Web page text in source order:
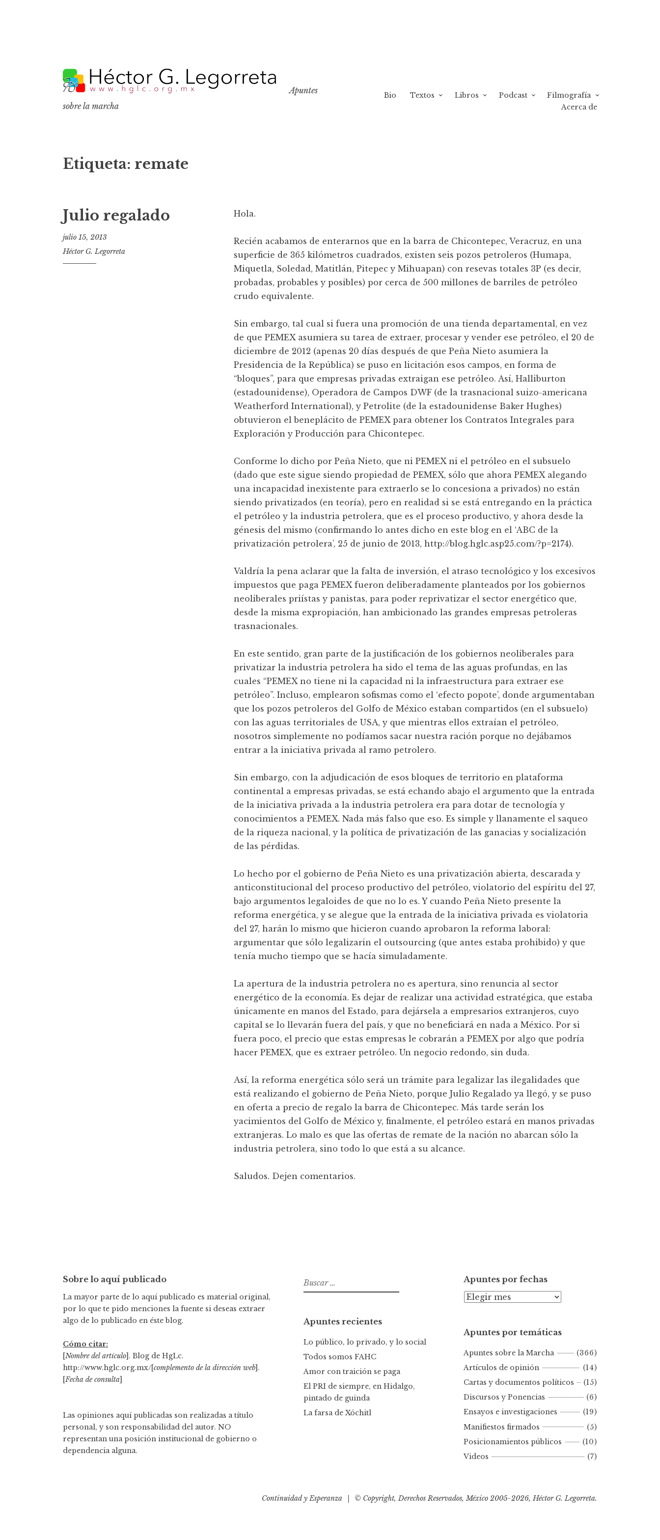
k
i
p
o
n
n
t
Apuntes
sobre la marcha
Bio Textos Libros Podcast
Filmografía
Acerca de
Etiqueta: remate
Julio regalado
julio 15, 2013
Héctor G. Legorreta
Hola.
Recién acabamos de enterarnos que en la barra de Chicontepec, Veracruz, en una
superficie de 365 kilómetros cuadrados, existen seis pozos petroleros (Humapa,
Miquetla, Soledad, Matitlán, Pitepec y Mihuapan) con resevas totales 3P (es decir,
probadas, probables y posibles) por cerca de 500 millones de barriles de petróleo
crudo equivalente.
Sin embargo, tal cual si fuera una promoción de una tienda departamental, en vez
de que PEMEX asumiera su tarea de extraer, procesar y vender ese petróleo, el 20 de
diciembre de 2012 (apenas 20 días después de que Peña Nieto asumiera la
Presidencia de la República) se puso en licitación esos campos, en forma de
“bloques”, para que empresas privadas extraigan ese petróleo. Así, Halliburton
(estadounidense), Operadora de Campos DWF (de la trasnacional suizo-americana
Weatherford International), y Petrolite (de la estadounidense Baker Hughes)
obtuvieron el beneplácito de PEMEX para obtener los Contratos Integrales para
Exploración y Producción para Chicontepec.
Conforme lo dicho por Peña Nieto, que ni PEMEX ni el petróleo en el subsuelo
(dado que este sigue siendo propiedad de PEMEX, sólo que ahora PEMEX alegando
una incapacidad inexistente para extraerlo se lo concesiona a privados) no están
siendo privatizados (en teoría), pero en realidad si se está entregando en la práctica
el petróleo y la industria petrolera, que es el proceso productivo, y ahora desde la
génesis del mismo (confirmando lo antes dicho en este blog en el ‘ABC de la
privatización petrolera’, 25 de junio de 2013, http://blog.hglc.asp25.com/?p=2174).
Valdría la pena aclarar que la falta de inversión, el atraso tecnológico y los excesivos
impuestos que paga PEMEX fueron deliberadamente planteados por los gobiernos
neoliberales priístas y panistas, para poder reprivatizar el sector energético que,
desde la misma expropiación, han ambicionado las grandes empresas petroleras
trasnacionales.
En este sentido, gran parte de la justificación de los gobiernos neoliberales para
privatizar la industria petrolera ha sido el tema de las aguas profundas, en las
cuales “PEMEX no tiene ni la capacidad ni la infraestructura para extraer ese
petróleo”. Incluso, emplearon sofismas como el ‘efecto popote’, donde argumentaban
que los pozos petroleros del Golfo de México estaban compartidos (en el subsuelo)
con las aguas territoriales de USA, y que mientras ellos extraían el petróleo,
nosotros simplemente no podíamos sacar nuestra ración porque no dejábamos
entrar a la iniciativa privada al ramo petrolero.
Sin embargo, con la adjudicación de esos bloques de territorio en plataforma
continental a empresas privadas, se está echando abajo el argumento que la entrada
de la iniciativa privada a la industria petrolera era para dotar de tecnología y
conocimientos a PEMEX. Nada más falso que eso. Es simple y llanamente el saqueo
de la riqueza nacional, y la política de privatización de las ganacias y socialización
de las pérdidas.
Lo hecho por el gobierno de Peña Nieto es una privatización abierta, descarada y
anticonstitucional del proceso productivo del petróleo, violatorio del espíritu del 27,
bajo argumentos legaloides de que no lo es. Y cuando Peña Nieto presente la
reforma energética, y se alegue que la entrada de la iniciativa privada es violatoria
del 27, harán lo mismo que hicieron cuando aprobaron la reforma laboral:
argumentar que sólo legalizarin el outsourcing (que antes estaba prohibido) y que
tenía mucho tiempo que se hacía simuladamente.
La apertura de la industria petrolera no es apertura, sino renuncia al sector
energético de la economía. Es dejar de realizar una actividad estratégica, que estaba
únicamente en manos del Estado, para dejársela a empresarios extranjeros, cuyo
capital se lo llevarán fuera del país, y que no beneficiará en nada a México. Por si
fuera poco, el precio que estas empresas le cobrarán a PEMEX por algo que podría
hacer PEMEX, que es extraer petróleo. Un negocio redondo, sin duda.
Así, la reforma energética sólo será un trámite para legalizar las ilegalidades que
está realizando el gobierno de Peña Nieto, porque Julio Regalado ya llegó, y se puso
en oferta a precio de regalo la barra de Chicontepec. Más tarde serán los
yacimientos del Golfo de México y, finalmente, el petróleo estará en manos privadas
extranjeras. Lo malo es que las ofertas de remate de la nación no abarcan sólo la
industria petrolera, sino todo lo que está a su alcance.
Saludos. Dejen comentarios.
Sobre lo aquí publicado
La mayor parte de lo aquí publicado es material original,
por lo que te pido menciones la fuente si deseas extraer
algo de lo publicado en éste blog.
Cómo citar:
[Nombre del artículo]. Blog de HgLc.
http://www.hglc.org.mx/[complemento de la dirección web].
[Fecha de consulta]
Las opiniones aquí publicadas son realizadas a título
personal, y son responsabilidad del autor. NO
representan una posición institucional de gobierno o
dependencia alguna.
B
u
a
r
Apuntes recientes
Lo público, lo privado, y lo social
Todos somos FAHC
Amor con traición se paga
El PRI de siempre, en Hidalgo,
pintado de guinda
La farsa de Xóchitl
Apuntes por fechas
A
n
e
s
p
f
e
c
a
Apuntes por temáticas
Apuntes sobre la Marcha
(366)
Artículos de opinión
(14)
Cartas y documentos políticos
(15)
Discursos y Ponencias
(6)
Ensayos e investigaciones
(19)
Manifiestos firmados
(5)
Posicionamientos públicos
(10)
Videos
(7)
Continuidad y Esperanza © Copyright, Derechos Reservados, México 2005-2026, Héctor G. Legorreta.